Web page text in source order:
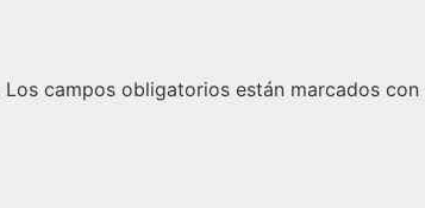
Los campos obligatorios están marcados con